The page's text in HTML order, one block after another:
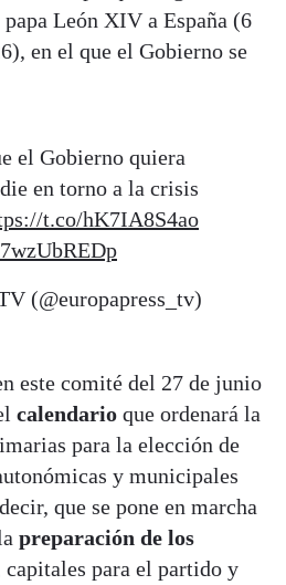
León XIV a España (6
en el que el Gobierno se
el Gobierno quiera
en torno a la crisis
t.co/hK7IA8S4ao
(@europapress_tv)
este comité del 27 de junio
calendario que ordenará la
para la elección de
y municipales
que se pone en marcha
preparación de los
capitales para el partido y